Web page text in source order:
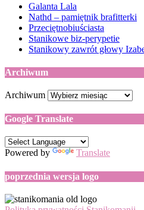
Galanta Lala
Nathd – pamiętnik brafitterki
Przeciętnobiuściasta
Stanikowe biz-perypetie
Stanikowy zawrót głowy
Archiwum
Archiwum
Google Translate
Powered by Translate
poprzednia wersja logo